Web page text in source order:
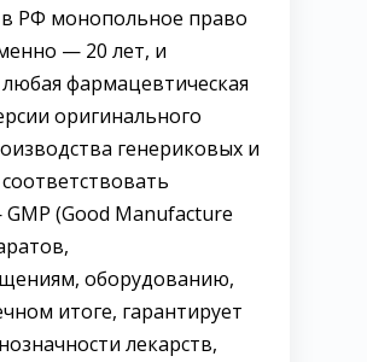
в РФ монопольное право
— 20 лет, и
фармацевтическая
оригинального
генериковых и
(Good Manufacture
оборудованию,
итоге, гарантирует
лекарств,